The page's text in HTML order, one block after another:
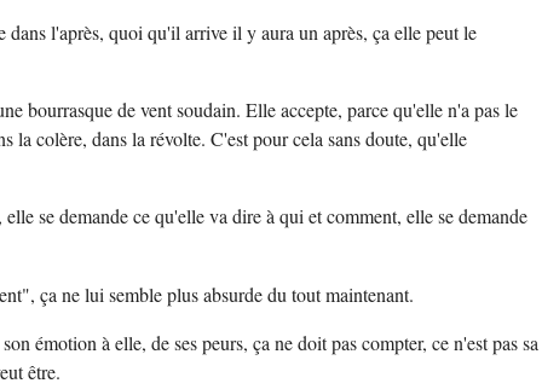
l'après, quoi qu'il arrive il y aura un après, ça elle peut le
bourrasque de vent soudain. Elle accepte, parce qu'elle n'a pas le
la colère, dans la révolte. C'est pour cela sans doute, qu'elle
se demande ce qu'elle va dire à qui et comment, elle se demande
ça ne lui semble plus absurde du tout maintenant.
émotion à elle, de ses peurs, ça ne doit pas compter, ce n'est pas sa
être.